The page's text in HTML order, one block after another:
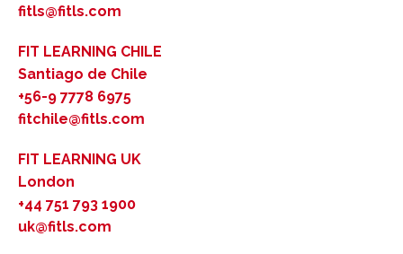
fitls@fitls.com
FIT LEARNING CHILE
Santiago de Chile
+56-9 7778 6975
fitchile@fitls.com
FIT LEARNING UK
London
+44 751 793 1900
uk@fitls.com